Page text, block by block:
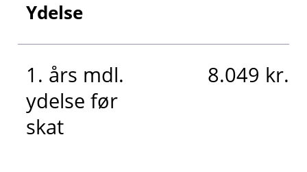
Ydelse
1. års mdl.
ydelse før
skat
8.049 kr.